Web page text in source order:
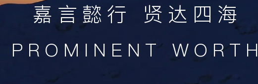
嘉言懿行 贤达四海
PROMINENT WORTH